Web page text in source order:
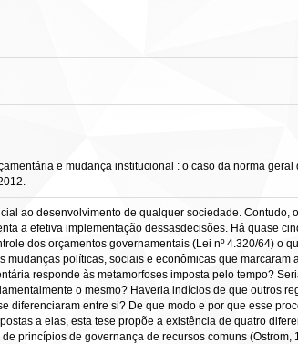
e mudança institucional : o caso da norma
ao desenvolvimento de qualquer sociedade.
a efetiva implementação dessasdecisões. Há quase
dos orçamentos governamentais (Lei nº 4.320/64) o
mudanças políticas, sociais e econômicas que
responde às metamorfoses imposta pelo tempo?
o mesmo? Haveria indícios de que outros
diferenciaram entre si? De que modo e por que esse
a elas, esta tese propõe a existência de quatro
princípios de governança de recursos comuns